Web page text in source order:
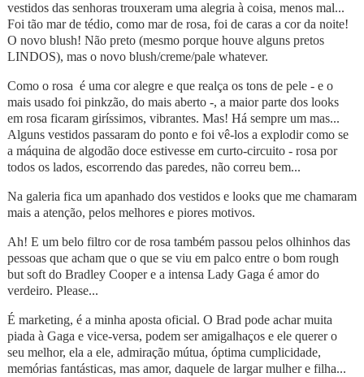
vestidos das senhoras trouxeram uma alegria à coisa, menos mal...
Foi tão mar de tédio, como mar de rosa, foi de caras a cor da noite!
O novo blush! Não preto (mesmo porque houve alguns pretos
LINDOS), mas o novo blush/creme/pale whatever.
Como o rosa é uma cor alegre e que realça os tons de pele - e o
mais usado foi pinkzão, do mais aberto -, a maior parte dos looks
em rosa ficaram giríssimos, vibrantes. Mas! Há sempre um mas...
Alguns vestidos passaram do ponto e foi vê-los a explodir como se
a máquina de algodão doce estivesse em curto-circuito - rosa por
todos os lados, escorrendo das paredes, não correu bem...
Na galeria fica um apanhado dos vestidos e looks que me chamaram
mais a atenção, pelos melhores e piores motivos.
Ah! E um belo filtro cor de rosa também passou pelos olhinhos das
pessoas que acham que o que se viu em palco entre o bom rough
but soft do Bradley Cooper e a intensa Lady Gaga é amor do
verdeiro. Please...
É marketing, é a minha aposta oficial. O Brad pode achar muita
piada à Gaga e vice-versa, podem ser amigalhaços e ele querer o
seu melhor, ela a ele, admiração mútua, óptima cumplicidade,
memórias fantásticas, mas amor, daquele de largar mulher e filha...